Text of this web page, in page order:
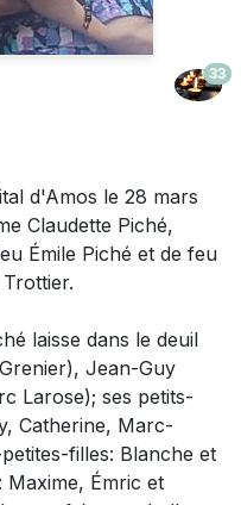
33
d'Amos le 28 mars
Claudette Piché,
Émile Piché et de feu
laisse dans le deuil
Jean-Guy
Larose); ses petits-
Catherine, Marc-
filles: Blanche et
Maxime, Émric et